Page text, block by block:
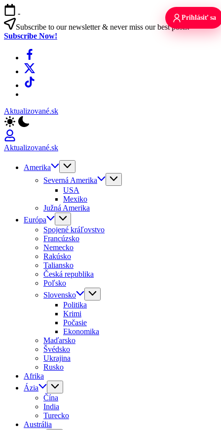
Skip
to
content
-
Subscribe to our newsletter & never miss our best posts.
Subscribe Now!
Facebook
X
TikTok
Aktualizované.sk
Aktualizované.sk
Amerika
Severná Amerika
USA
Mexiko
Južná Amerika
Európa
Spojené kráľovstvo
Francúzsko
Nemecko
Rakúsko
Taliansko
Česká republika
Poľsko
Slovensko
Politika
Krimi
Počasie
Ekonomika
Maďarsko
Švédsko
Ukrajina
Rusko
Afrika
Ázia
Čína
India
Turecko
Austrália
Prihlásiť sa